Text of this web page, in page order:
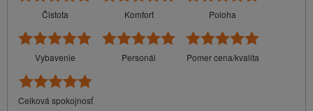
Čistota Komfort Poloha
Vybavenie Personál Pomer cena/kvalita
Celková spokojnosť